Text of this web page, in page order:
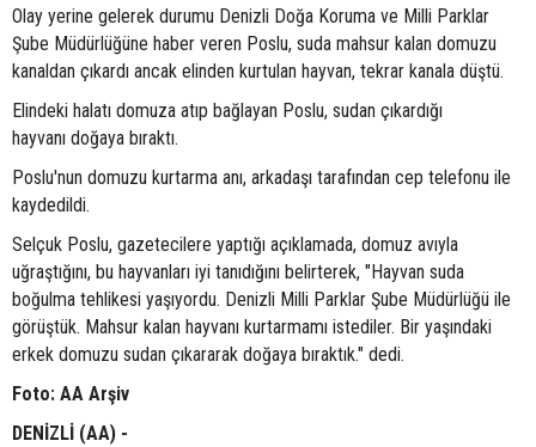
Olay yerine gelerek durumu Denizli Doğa Koruma ve Milli Parklar
Şube Müdürlüğüne haber veren Poslu, suda mahsur kalan domuzu
kanaldan çıkardı ancak elinden kurtulan hayvan, tekrar kanala düştü.
Elindeki halatı domuza atıp bağlayan Poslu, sudan çıkardığı
hayvanı doğaya bıraktı.
Poslu'nun domuzu kurtarma anı, arkadaşı tarafından cep telefonu ile
kaydedildi.
Selçuk Poslu, gazetecilere yaptığı açıklamada, domuz avıyla
uğraştığını, bu hayvanları iyi tanıdığını belirterek, "Hayvan suda
boğulma tehlikesi yaşıyordu. Denizli Milli Parklar Şube Müdürlüğü ile
görüştük. Mahsur kalan hayvanı kurtarmamı istediler. Bir yaşındaki
erkek domuzu sudan çıkararak doğaya bıraktık." dedi.
Foto: AA Arşiv
DENİZLİ (AA) -